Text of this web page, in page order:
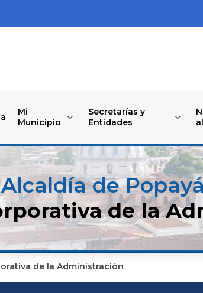
Mi
Municipio
Secretarías y
Entidades
Alcaldía de
de la
de la Administración